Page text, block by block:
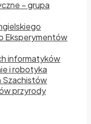
– grupa
Eksperymentów
informatyków
i robotyka
Szachistów
przyrody